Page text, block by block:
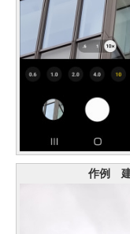
作例 建